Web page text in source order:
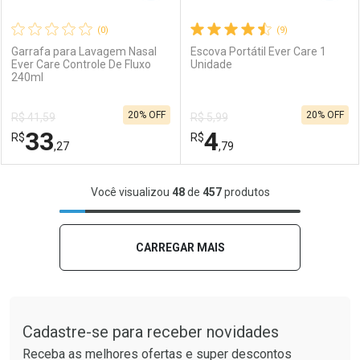
Comprar sem Desconto
Por R$ 2,39/cada
Comprar sem Desconto
Por R$ 2,39/cada
Comprar sem Desconto
Por R$ 23,21/cada
Comprar sem Desconto
Por R$ 23,21/cada
(0)
Garrafa para Lavagem Nasal
Ever Care Controle De Fluxo
240ml
R$ 41,59
R$33,27
20% OFF
FECHAR
Laboratório
FECHAR
Por Menos
(9)
Escova Portátil Ever Care 1
Unidade
R$ 5,99
R$4,79
20% OFF
Laboratório
Por Menos
Você visualizou 48de 457produtos
CARREGAR MAIS
Cadastre-se para receber novidades
Receba as melhores ofertas e super descontos